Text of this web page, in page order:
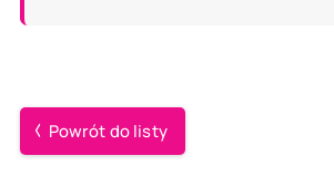
Powrót do listy